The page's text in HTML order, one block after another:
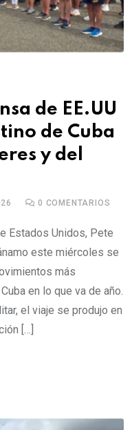
de EE.UU
de Cuba
y del
0 COMENTARIOS
Estados Unidos, Pete
este miércoles se
más
en lo que va de año.
el viaje se produjo en
[…]